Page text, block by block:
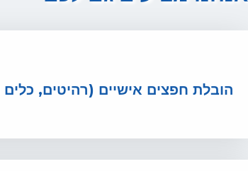
הובלת חפצים אישיים (רהיטים,